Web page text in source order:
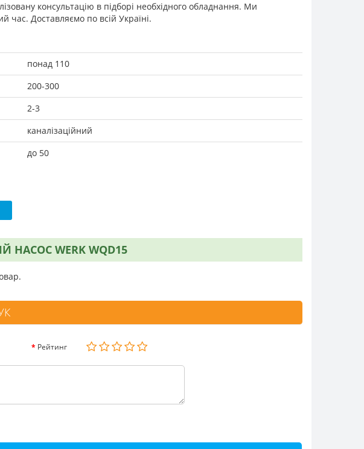
консультацію в підборі необхідного обладнання. Ми
Доставляємо по всій Україні.
понад 110
200-300
2-3
каналізаційний
до 50
WERK WQD15
Рейтинг